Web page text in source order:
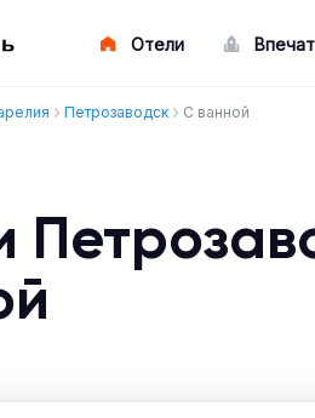
Отели
Петрозаводск С ванной